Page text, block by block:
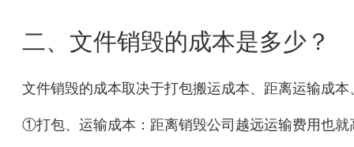
二、文件销毁的成本是多少？
文件销毁的成本取决于打包搬运成本、距离运输成
①打包、运输成本：距离销毁公司越远运输费用也